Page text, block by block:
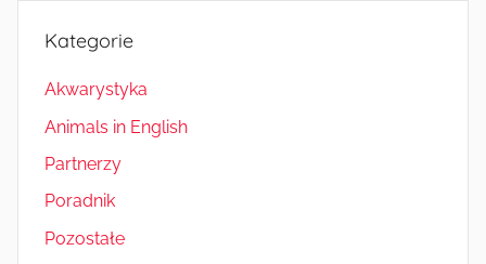
Kategorie
Akwarystyka
Animals in English
Partnerzy
Poradnik
Pozostałe